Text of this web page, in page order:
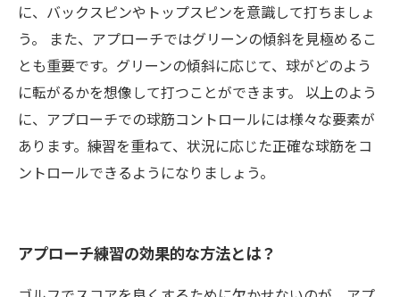
に、バックスピンやトップスピンを意識して打ちましょ
う。 また、アプローチではグリーンの傾斜を見極めるこ
とも重要です。グリーンの傾斜に応じて、球がどのよう
に転がるかを想像して打つことができます。 以上のよう
に、アプローチでの球筋コントロールには様々な要素が
あります。練習を重ねて、状況に応じた正確な球筋をコ
ントロールできるようになりましょう。
アプローチ練習の効果的な方法とは？